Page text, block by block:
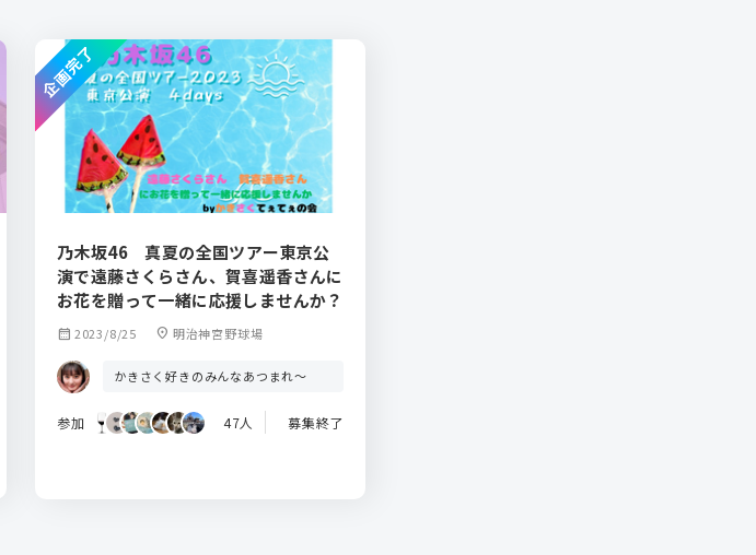
乃木坂46 真夏の全国ツアー東京公
演で遠藤さくらさん、賀喜遥香さんに
お花を贈って一緒に応援しませんか？
calendar_month 2023/8/25 location_on 明治神宮野球場
かきさく好きのみんなあつまれ～
参加 47人 募集終了
企画完了